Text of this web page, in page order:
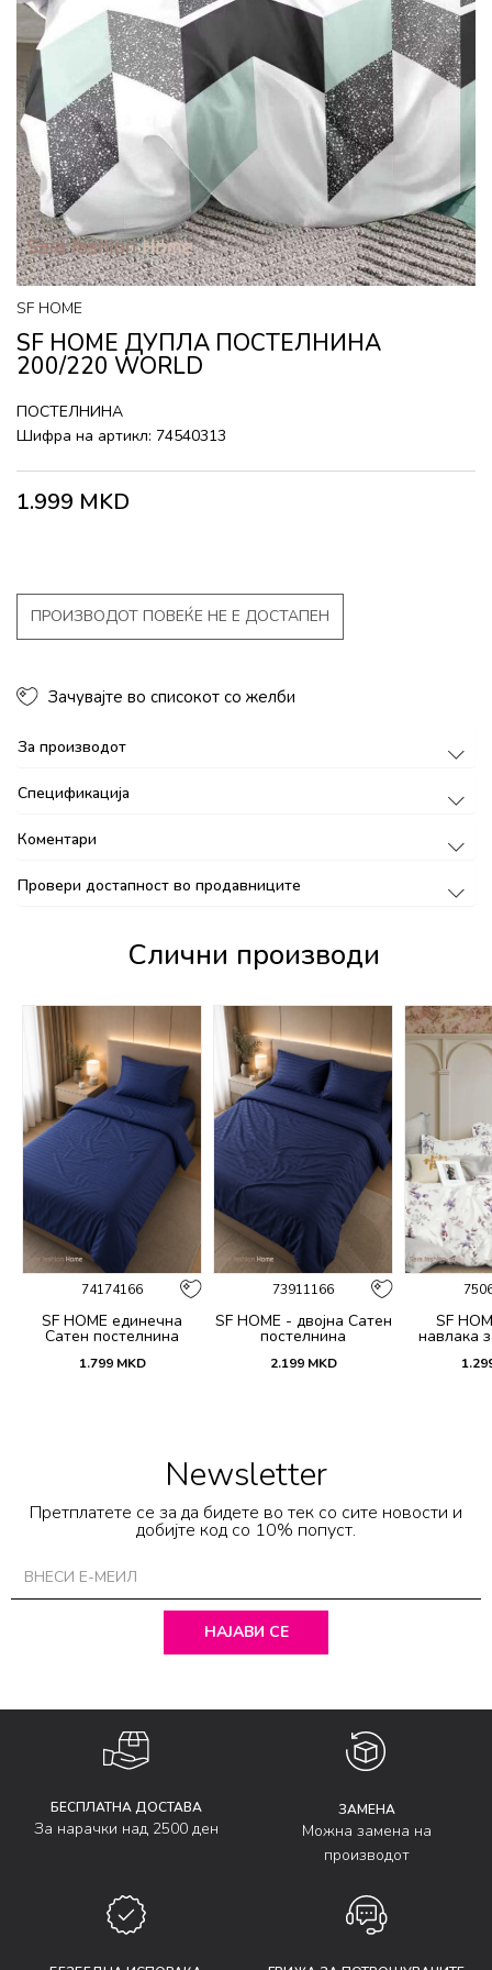
SF HOME
SF HOME ДУПЛА ПОСТЕЛНИНА
200/220 WORLD
ПОСТЕЛНИНА
Шифра на артикл: 74540313
1.999 MKD
ПРОИЗВОДОТ ПОВЕЌЕ НЕ Е ДОСТАПЕН
Зачувајте во списокот со желби
За производот
Спецификација
Коментари
Провери достапност во продавниците
Слични производи
74174166
SF HOME единечна
Сатен постелнина
1.799 MKD
73911166
SF HOME - двојна Сатен
постелнина
2.199 MKD
SF
навлака
Newsletter
Претплатете се за да бидете во тек со сите новости и
добијте код со 10% попуст.
НАЈАВИ СЕ
БЕСПЛАТНА ДОСТАВА
За нарачки над 2500 ден
ЗАМЕНА
Можна замена на
производот